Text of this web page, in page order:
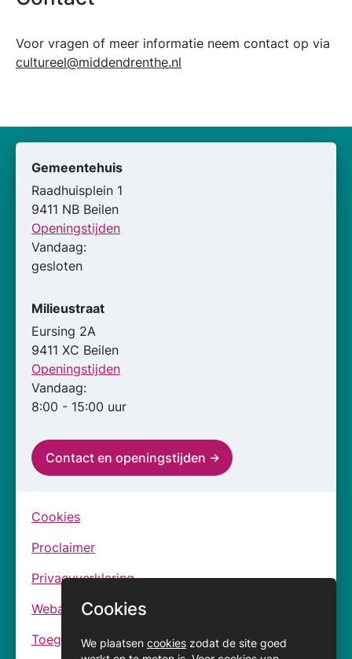
Voor vragen of meer informatie neem contact op via
cultureel@middendrenthe.nl
Gemeentehuis
Raadhuisplein 1
9411 NB Beilen
Openingstijden
Vandaag:
gesloten
Milieustraat
Eursing 2A
9411 XC Beilen
Openingstijden
Vandaag:
8:00 - 15:00 uur
Contact en openingstijden
Cookies
Proclaimer
Privacyverklaring
Webarchief
Toegankelijkheidsverklaringen
Cookies
We plaatsen cookies zodat de site goed